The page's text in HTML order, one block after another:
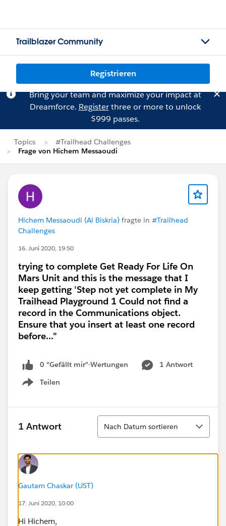
Trailblazer Community
Registrieren
Bring your team and maximize your impact at
Dreamforce. Registerthree or more to unlock
$999 passes.
Topics
#Trailhead Challenges
Frage von Hichem Messaoudi
Hichem Messaoudi (Al Biskria) fragte in #Trailhead
Challenges
16. Juni 2020, 19:50
trying to complete Get Ready For Life On
Mars Unit and this is the message that I
keep getting 'Step not yet complete in My
Trailhead Playground 1 Could not find a
record in the Communications object.
Ensure that you insert at least one record
before..."
0 "Gefällt mir"-Wertungen
1 Antwort
Teilen
Show menu
1 Antwort
Sortieren
Nach Datum sortieren
Gautam Chaskar (UST)
17. Juni 2020, 10:00
Hi Hichem,